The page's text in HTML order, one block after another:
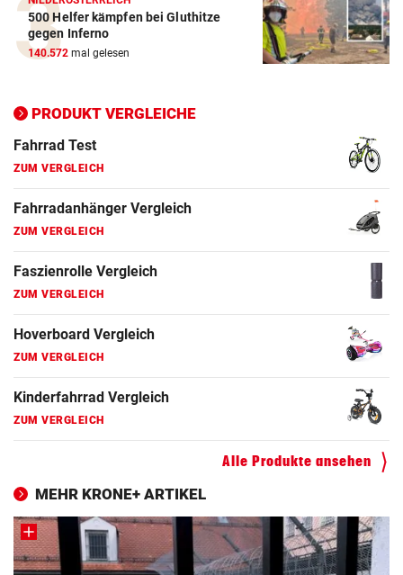
500 Helfer kämpfen bei Gluthitze
gegen Inferno
140.572 mal gelesen
PRODUKT VERGLEICHE
Elektro-Scooter Vergleich
ZUM VERGLEICH
ZUM VERGLEICH
Fahrrad Test
ZUM VERGLEICH
Fahrradanhänger Vergleich
ZUM VERGLEICH
Faszienrolle Vergleich
ZUM VERGLEICH
Hoverboard Vergleich
ZUM VERGLEICH
Kinderfahrrad Vergleich
ZUM VERGLEICH
Alle Produkte ansehen
MEHR KRONE+ ARTIKEL